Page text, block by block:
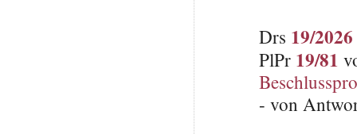
Drs 19/2026
PlPr 19/81
- von